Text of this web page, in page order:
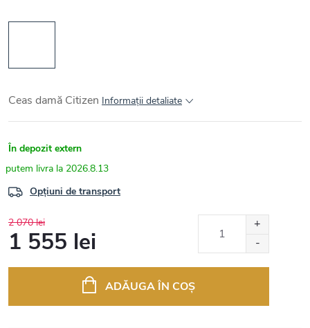
Ceas damă Citizen Informaţii detaliate
În depozit extern
2026.8.13
Opțiuni de transport
2 070 lei
1 555 lei
ADĂUGA ÎN COŞ